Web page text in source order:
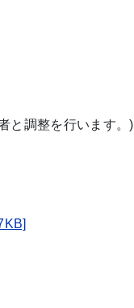
と調整を行います。)